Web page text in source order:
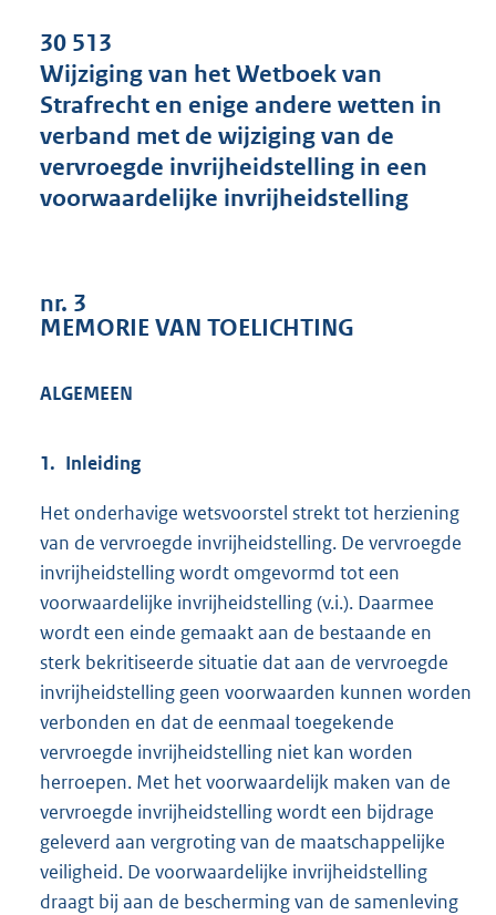
s
g
o
o
t
K
30 513
Wijziging van het Wetboek van
Strafrecht en enige andere wetten in
verband met de wijziging van de
vervroegde invrijheidstelling in een
voorwaardelijke invrijheidstelling
nr. 3
MEMORIE VAN TOELICHTING
ALGEMEEN
1. Inleiding
Het onderhavige wetsvoorstel strekt tot herziening
van de vervroegde invrijheidstelling. De vervroegde
invrijheidstelling wordt omgevormd tot een
voorwaardelijke invrijheidstelling (v.i.). Daarmee
wordt een einde gemaakt aan de bestaande en
sterk bekritiseerde situatie dat aan de vervroegde
invrijheidstelling geen voorwaarden kunnen worden
verbonden en dat de eenmaal toegekende
vervroegde invrijheidstelling niet kan worden
herroepen. Met het voorwaardelijk maken van de
vervroegde invrijheidstelling wordt een bijdrage
geleverd aan vergroting van de maatschappelijke
veiligheid. De voorwaardelijke invrijheidstelling
draagt bij aan de bescherming van de samenleving